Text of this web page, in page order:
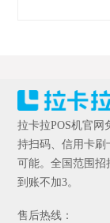
拉卡拉POS机官网
持扫码、信用卡刷
可能。全国范围
到账不加3。
售后热线：